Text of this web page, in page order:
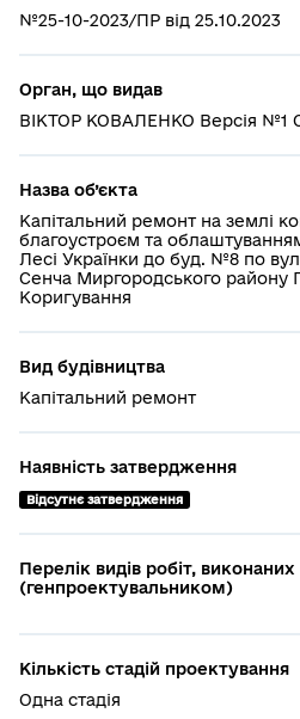
№25-10-2023/ПР від 25.10.2023
Орган, що видав
ВІКТОР КОВАЛЕНКО Версія №1
Назва об’єкта
Капітальний ремонт на землі
благоустроєм та облаштуванням
Лесі Українки до буд. №8 по
Сенча Миргородського району
Коригування
Вид будівництва
Капітальний ремонт
Наявність затвердження
Відсутнє затвердження
Перелік видів робіт,
(генпроектувальником)
Кількість стадій проектування
Одна стадія